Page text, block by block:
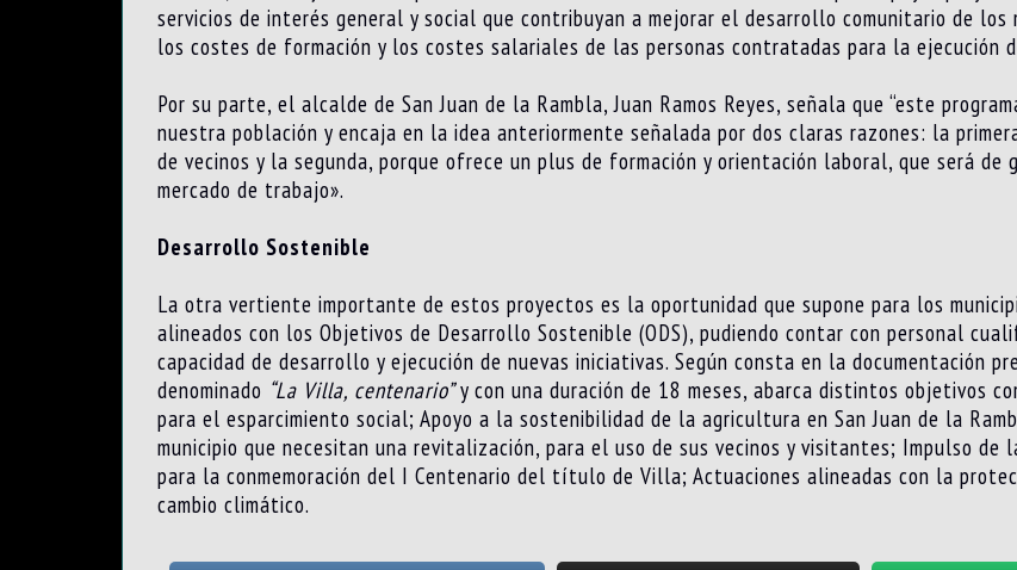
servicios de interés general y social que contribuyan a mejorar el desarrollo comunitario de los
los costes de formación y los costes salariales de las personas contratadas para la ejecución
Por su parte, el alcalde de San Juan de la Rambla, Juan Ramos Reyes, señala que “este
nuestra población y encaja en la idea anteriormente señalada por dos claras razones: la
de vecinos y la segunda, porque ofrece un plus de formación y orientación laboral, que será
mercado de trabajo».
Desarrollo Sostenible
La otra vertiente importante de estos proyectos es la oportunidad que supone para los
alineados con los Objetivos de Desarrollo Sostenible (ODS), pudiendo contar con personal
capacidad de desarrollo y ejecución de nuevas iniciativas. Según consta en la documentación
denominado “La Villa, centenario”y con una duración de 18 meses, abarca distintos objetivos
para el esparcimiento social; Apoyo a la sostenibilidad de la agricultura en San Juan de la
municipio que necesitan una revitalización, para el uso de sus vecinos y visitantes; Impulso
para la conmemoración del I Centenario del título de Villa; Actuaciones alineadas con la
cambio climático.